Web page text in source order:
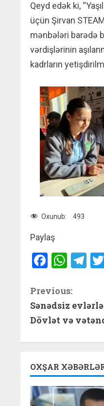
Qeyd edək ki,
üçün Şirvan
mənbələri barədə
vərdişlərinin
kadrların
Oxunub: 493
Paylaş
C
o
i
n
Previous:
Sənədsiz
Dövlət və
OXŞAR